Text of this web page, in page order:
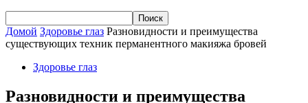
Домой Здоровье глаз Разновидности и преимущества
существующих техник перманентного макияжа бровей
Здоровье глаз
Разновидности и преимущества